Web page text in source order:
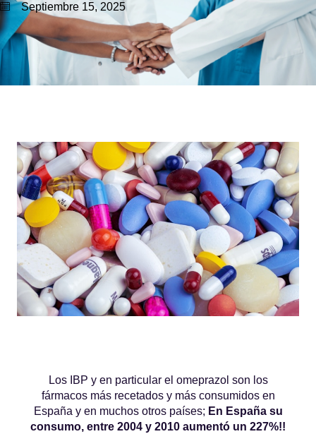
Septiembre 15, 2025
Los IBP y en particular el omeprazol son los
fármacos más recetados y más consumidos en
España y en muchos otros países; En España su
consumo, entre 2004 y 2010 aumentó un 227%!!